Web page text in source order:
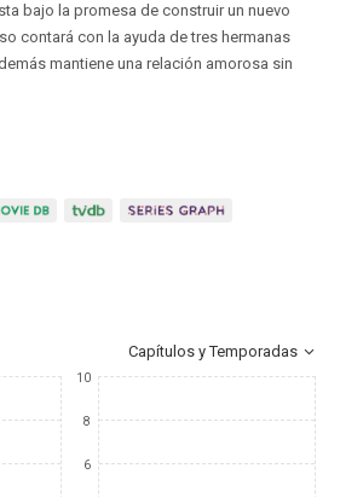
bajo la promesa de construir un nuevo
contará con la ayuda de tres hermanas
mantiene una relación amorosa sin
Capítulos y Temporadas
10
8
6